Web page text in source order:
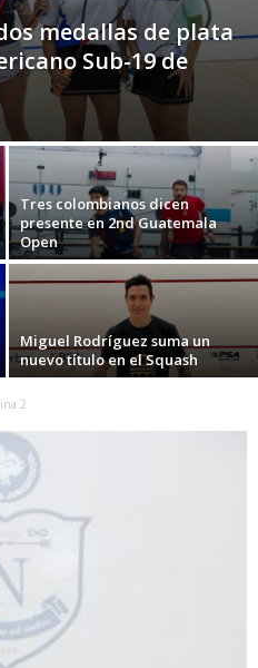
medallas de plata
Sub-19 de
Tres colombianos dicen
presente en 2nd Guatemala
Open
Miguel Rodríguez suma un
nuevo título en el Squash
2